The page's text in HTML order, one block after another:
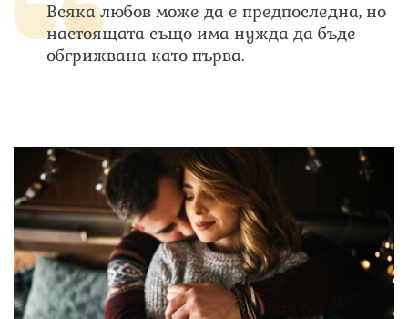
Всяка любов може да е предпоследна, но
настоящата също има нужда да бъде
обгрижвана като първа.